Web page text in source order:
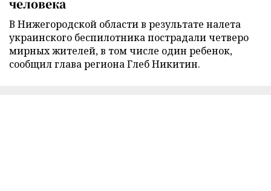
человека
В Нижегородской области в результате налета
украинского беспилотника пострадали четверо
мирных жителей, в том числе один ребенок,
сообщил глава региона Глеб Никитин.